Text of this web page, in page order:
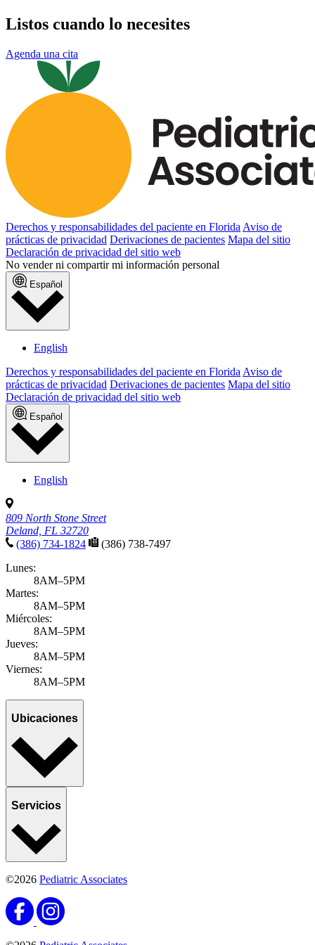
Listos cuando lo necesites
Agenda una cita
Derechos y responsabilidades del paciente en Florida Aviso de
prácticas de privacidad Derivaciones de pacientes Mapa del sitio
Declaración de privacidad del sitio web
No vender ni compartir mi información personal
Español
English
Derechos y responsabilidades del paciente en Florida Aviso de
prácticas de privacidad Derivaciones de pacientes Mapa del sitio
Declaración de privacidad del sitio web
Español
English
809 North Stone Street
Deland, FL 32720
(386) 734-1824
(386) 738-7497
Lunes:
8AM–5PM
Martes:
8AM–5PM
Miércoles:
8AM–5PM
Jueves:
8AM–5PM
Viernes:
8AM–5PM
Ubicaciones
Servicios
©2026 Pediatric Associates